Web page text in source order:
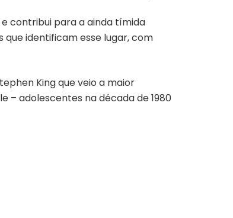
contribui para a ainda tímida
identificam esse lugar, com
King que veio a maior
– adolescentes na década de 1980